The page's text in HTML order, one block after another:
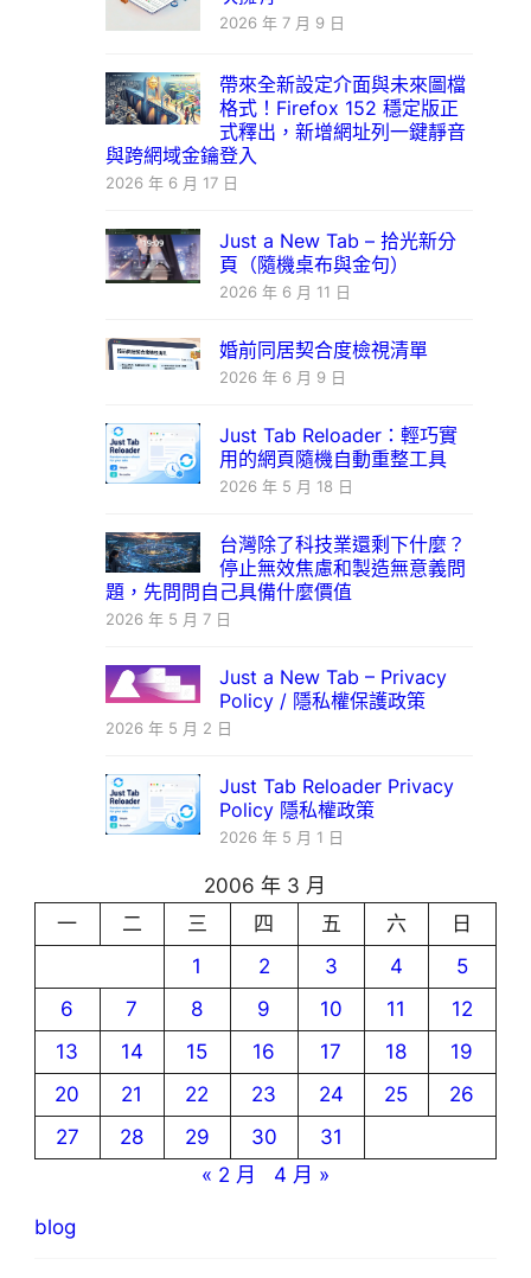
2026 年 7 月 9 日
帶來全新設定介面與未來圖檔
格式！Firefox 152 穩定版正
式釋出，新增網址列一鍵靜音
與跨網域金鑰登入
2026 年 6 月 17 日
Just a New Tab – 拾光新分
頁（隨機桌布與金句）
2026 年 6 月 11 日
婚前同居契合度檢視清單
2026 年 6 月 9 日
Just Tab Reloader：輕巧實
用的網頁隨機自動重整工具
2026 年 5 月 18 日
台灣除了科技業還剩下什麼？
停止無效焦慮和製造無意義問
題，先問問自己具備什麼價值
2026 年 5 月 7 日
Just a New Tab – Privacy
Policy / 隱私權保護政策
2026 年 5 月 2 日
Just Tab Reloader Privacy
Policy 隱私權政策
2026 年 5 月 1 日
2006 年 3 月
一
二 三 四 五 六
日
1
2 3 4
5
6
7 8 9 10 11
12
13
14 15 16 17 18
19
20
21 22 23 24 25
26
27
28 29 30
31
« 2 月
4 月 »
blog